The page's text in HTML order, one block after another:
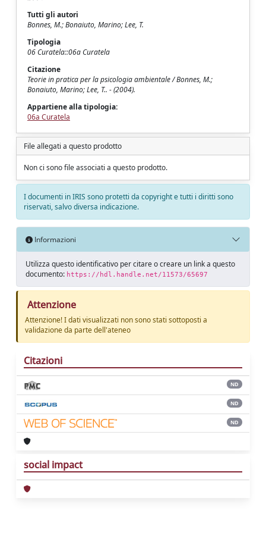
Tutti gli autori
Bonnes, M.; Bonaiuto, Marino; Lee, T.
Tipologia
06 Curatela::06a Curatela
Citazione
Teorie in pratica per la psicologia ambientale / Bonnes, M.;
Bonaiuto, Marino; Lee, T.. - (2004).
Appartiene alla tipologia:
06a Curatela
File allegati a questo prodotto
Non ci sono file associati a questo prodotto.
I documenti in IRIS sono protetti da copyright e tutti i diritti sono
riservati, salvo diversa indicazione.
Informazioni
Utilizza questo identificativo per citare o creare un link a questo
documento: https://hdl.handle.net/11573/65697
Attenzione
Attenzione! I dati visualizzati non sono stati sottoposti a
validazione da parte dell'ateneo
Citazioni
ND
ND
ND
social impact